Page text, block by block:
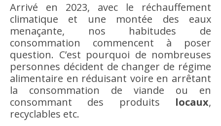
Arrivé en 2023, avec le réchauffement
climatique et une montée des eaux
menaçante, nos habitudes de
consommation commencent à poser
question. C’est pourquoi de nombreuses
personnes décident de changer de régime
alimentaire en réduisant voire en arrêtant
la consommation de viande ou en
consommant des produits locaux,
recyclables etc.